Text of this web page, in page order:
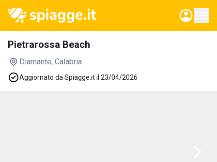
Pietrarossa Beach
Diamante, Calabria
Aggiornato da Spiagge.it il 23/04/2026